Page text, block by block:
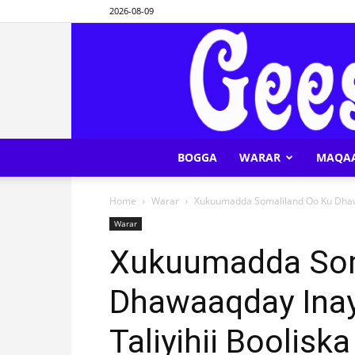
2026-08-09
BOGGA WARAR
Home Warar Xukuumadda Somaliland Oo Ku
Warar
Xukuumadda
Dhawaaqday
Taliyihii